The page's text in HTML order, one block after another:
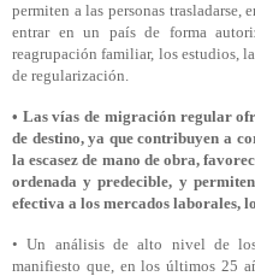
permiten a las personas trasladarse,
entrar en un país de forma
reagrupación familiar, los estudios,
de regularización.
• Las vías de migración regular
de destino, ya que contribuyen a
la escasez de mano de obra,
ordenada y predecible, y
efectiva a los mercados laborales,
• Un análisis de alto nivel de
manifiesto que, en los últimos 25